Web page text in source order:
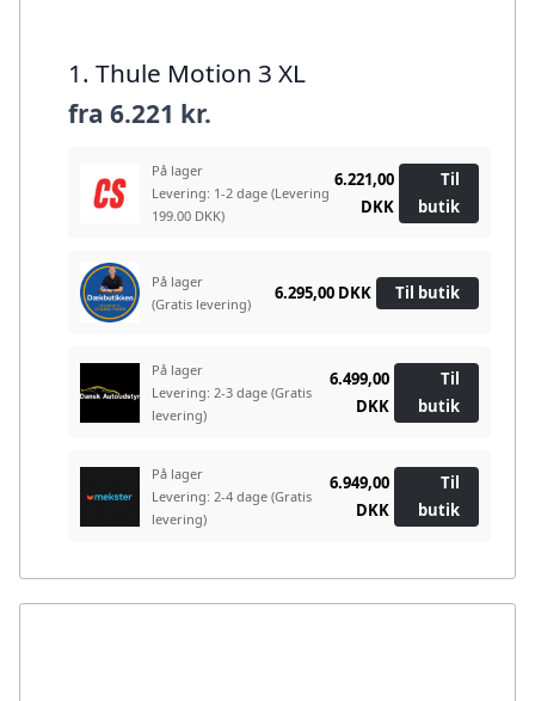
1. Thule Motion 3 XL
fra 6.221 kr.
På lager
Levering: 1-2 dage (Levering
199.00 DKK)
6.221,00
DKK
Til
butik
På lager
(Gratis levering)
6.295,00 DKK Til butik
På lager
Levering: 2-3 dage (Gratis
levering)
6.499,00
DKK
Til
butik
På lager
Levering: 2-4 dage (Gratis
levering)
6.949,00
DKK
Til
butik